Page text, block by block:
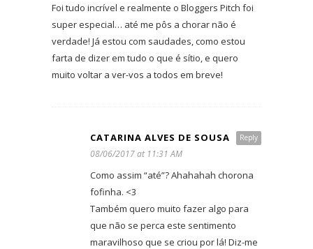
Foi tudo incrível e realmente o Bloggers Pitch foi
super especial… até me pôs a chorar não é
verdade! Já estou com saudades, como estou
farta de dizer em tudo o que é sítio, e quero
muito voltar a ver-vos a todos em breve!
Reply
CATARINA ALVES DE SOUSA
08/06/2017 at 11:31 AM
Como assim “até”? Ahahahah chorona
fofinha. <3
Também quero muito fazer algo para
que não se perca este sentimento
maravilhoso que se criou por lá! Diz-me